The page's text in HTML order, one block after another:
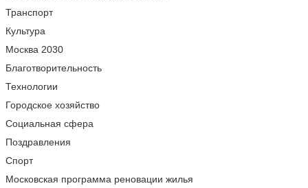
Транспорт
Культура
Москва 2030
Благотворительность
Технологии
Городское хозяйство
Социальная сфера
Поздравления
Спорт
Московская программа реновации жилья